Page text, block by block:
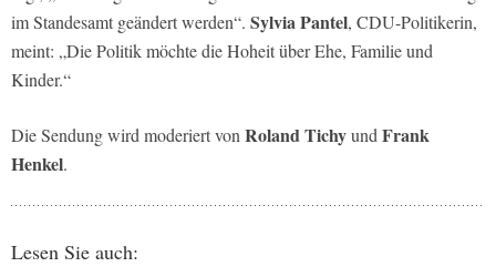
im Standesamt geändert werden“. Sylvia Pantel, CDU-Politikerin,
meint: „Die Politik möchte die Hoheit über Ehe, Familie und
Kinder.“
Die Sendung wird moderiert von Roland Tichyund Frank
Henkel.
Lesen Sie auch: